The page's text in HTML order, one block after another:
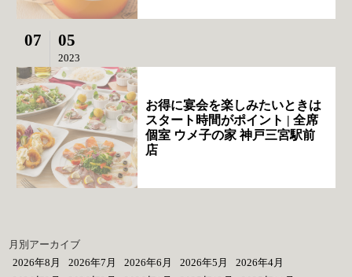
07 05
2023
お得に宴会を楽しみたいときは
スタート時間がポイント | 全席
個室 ウメ子の家 神戸三宮駅前
店
月別アーカイブ
2026年8月
2026年7月 2026年6月 2026年5月
2026年4月